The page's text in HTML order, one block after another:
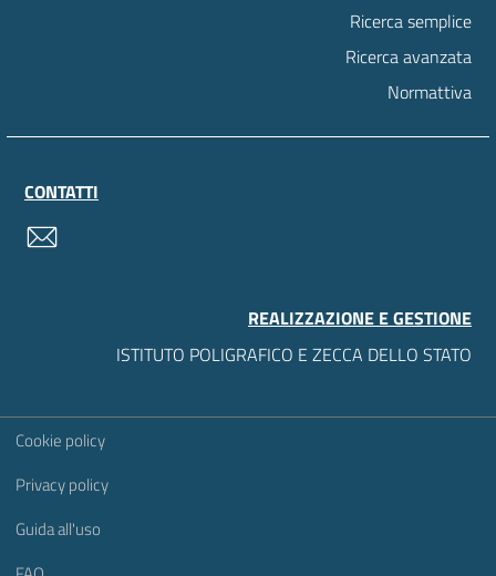
Ricerca semplice
Ricerca avanzata
Normattiva
CONTATTI
REALIZZAZIONE E GESTIONE
ISTITUTO POLIGRAFICO E ZECCA DELLO STATO
Sezione Link Utili
Cookie policy
Privacy policy
Guida all'uso